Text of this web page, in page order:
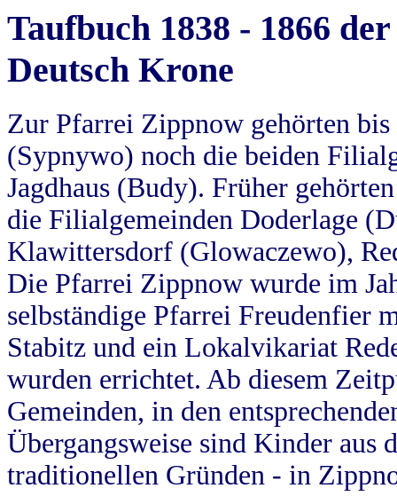
Taufbuch 1838 - 1866
Deutsch Krone
Zur Pfarrei Zippnow gehörten
(Sypnywo) noch die beiden
Jagdhaus (Budy). Früher
die Filialgemeinden Doderlage
Klawittersdorf (Glowaczewo),
Die Pfarrei Zippnow wurde im
selbständige Pfarrei Freudenfier
Stabitz und ein Lokalvikariat
wurden errichtet. Ab diesem
Gemeinden, in den
Übergangsweise sind Kinder aus
traditionellen Gründen - in